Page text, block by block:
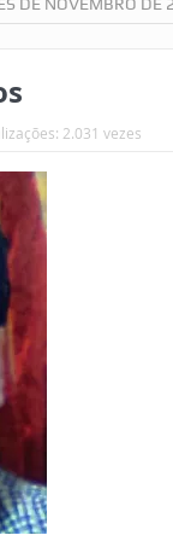
2.031 vezes